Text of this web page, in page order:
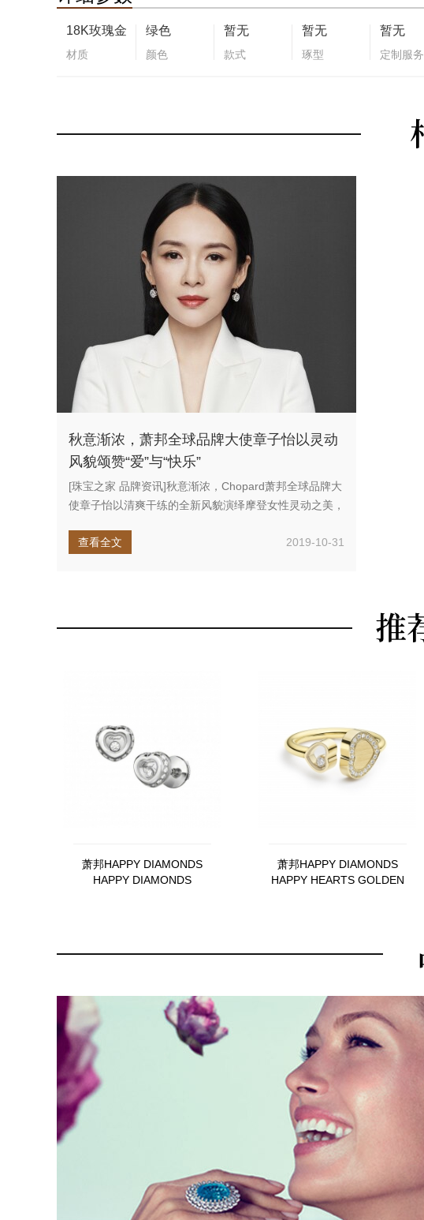
18K玫瑰金
材质
绿色
颜色
暂无
款式
暂无
琢型
暂无
定制服务
秋意渐浓，萧邦全球品牌大使章子怡以灵动
风貌颂赞“爱”与“快乐”
[珠宝之家 品牌资讯]秋意渐浓，Chopard萧邦全球品牌大
使章子怡以清爽干练的全新风貌演绎摩登女性灵动之美，
查看全文
2019-10-31
萧邦HAPPY DIAMONDS
HAPPY DIAMONDS
萧邦HAPPY DIAMONDS
HAPPY HEARTS GOLDEN